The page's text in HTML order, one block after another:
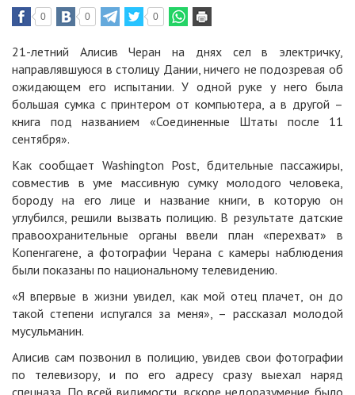
0 0 0
21-летний Алисив Черан на днях сел в электричку,
направлявшуюся в столицу Дании, ничего не подозревая об
ожидающем его испытании. У одной руке у него была
большая сумка с принтером от компьютера, а в другой –
книга под названием «Соединенные Штаты после 11
сентября».
Как сообщает Washington Post, бдительные пассажиры,
совместив в уме массивную сумку молодого человека,
бороду на его лице и название книги, в которую он
углубился, решили вызвать полицию. В результате датские
правоохранительные органы ввели план «перехват» в
Копенгагене, а фотографии Черана с камеры наблюдения
были показаны по национальному телевидению.
«Я впервые в жизни увидел, как мой отец плачет, он до
такой степени испугался за меня», – рассказал молодой
мусульманин.
Алисив сам позвонил в полицию, увидев свои фотографии
по телевизору, и по его адресу сразу выехал наряд